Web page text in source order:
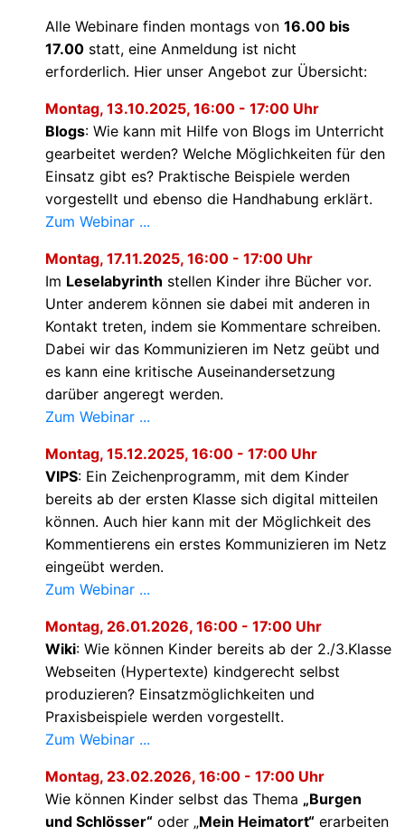
Alle Webinare finden montags von 16.00 bis
17.00 statt, eine Anmeldung ist nicht
erforderlich. Hier unser Angebot zur Übersicht:
Montag, 13.10.2025, 16:00 - 17:00 Uhr
Blogs: Wie kann mit Hilfe von Blogs im Unterricht
gearbeitet werden? Welche Möglichkeiten für den
Einsatz gibt es? Praktische Beispiele werden
vorgestellt und ebenso die Handhabung erklärt.
Zum Webinar ...
Montag, 17.11.2025, 16:00 - 17:00 Uhr
Im Leselabyrinth stellen Kinder ihre Bücher vor.
Unter anderem können sie dabei mit anderen in
Kontakt treten, indem sie Kommentare schreiben.
Dabei wir das Kommunizieren im Netz geübt und
es kann eine kritische Auseinandersetzung
darüber angeregt werden.
Zum Webinar ...
Montag, 15.12.2025, 16:00 - 17:00 Uhr
VIPS: Ein Zeichenprogramm, mit dem Kinder
bereits ab der ersten Klasse sich digital mitteilen
können. Auch hier kann mit der Möglichkeit des
Kommentierens ein erstes Kommunizieren im Netz
eingeübt werden.
Zum Webinar ...
Montag, 26.01.2026, 16:00 - 17:00 Uhr
Wiki: Wie können Kinder bereits ab der 2./3.Klasse
Webseiten (Hypertexte) kindgerecht selbst
produzieren? Einsatzmöglichkeiten und
Praxisbeispiele werden vorgestellt.
Zum Webinar ...
Montag, 23.02.2026, 16:00 - 17:00 Uhr
Wie können Kinder selbst das Thema Burgen
und Schlösser“ oderMein Heimatort“ erarbeiten